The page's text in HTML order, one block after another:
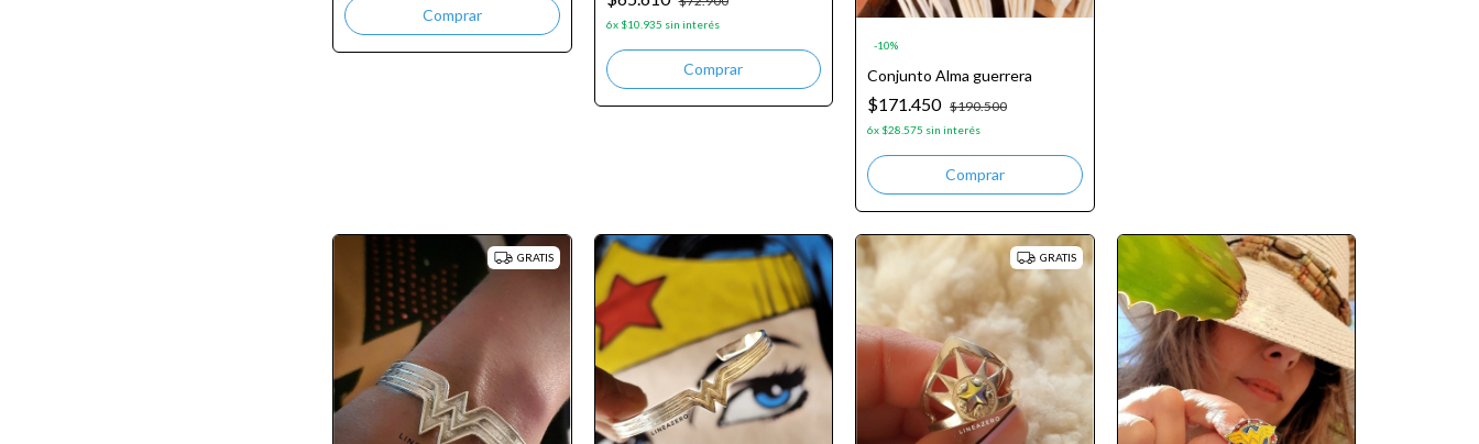
6x $10.935 sin interés
-10%
Conjunto Alma guerrera
$171.450 $190.500
6x $28.575 sin interés
GRATIS GRATIS